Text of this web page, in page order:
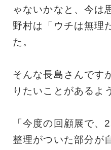
ゃないかなと、今は
野村は「ウチは無理
た。
そんな長島さんです
りたいことがあるよ
「今度の回顧展で
整理がついた部分が